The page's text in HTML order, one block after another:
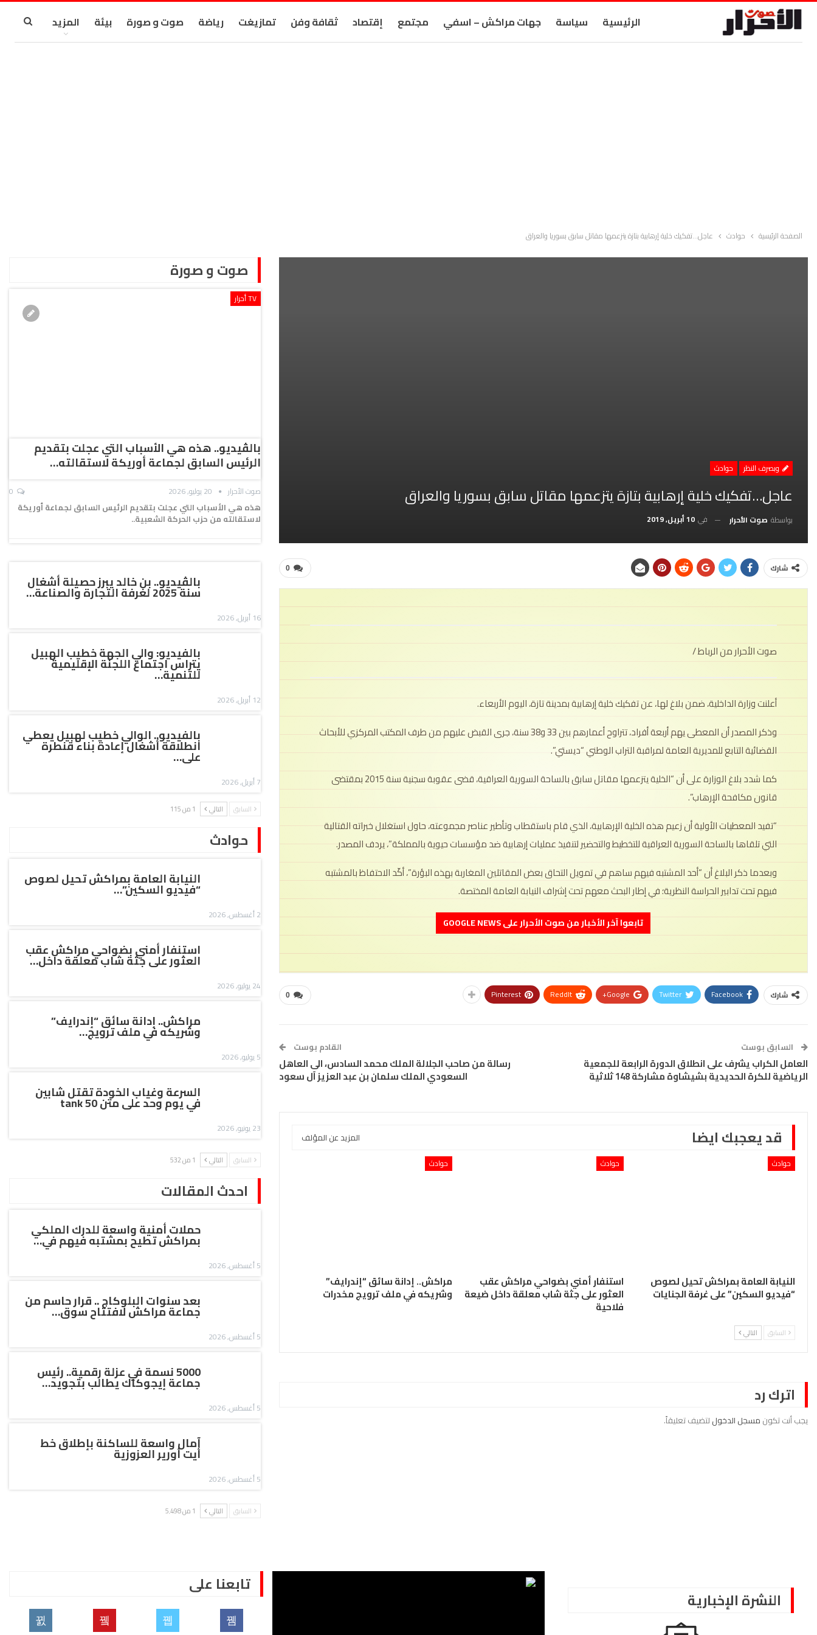
الرئيسية سياسة جهات مراكش – اسفي مجتمع إقتصاد ثقافة وفن تمازيغت رياضة صوت و صورة بيئة المزيد
الصفحة الرئيسية حوادث عاجل…تفكيك خلية إرهابية بتازة يتزعمها مقاتل سابق بسوريا والعراق
وبصرف النظر حوادث
عاجل…تفكيك خلية إرهابية بتازة يتزعمها مقاتل سابق بسوريا والعراق
بواسطة صوت الأحرار في 10 أبريل, 2019
0 شارك
صوت الأحرار من الرباط /
أعلنت وزارة الداخلية، ضمن بلاغ لها، عن تفكيك خلية إرهابية بمدينة تازة، اليومالأربعاء.
وذكر المصدر أن المعطى يهم أربعة أفراد، تتراوح أعمارهم بين 33 و38 سنة، جرى القبض عليهم من طرف المكتب المركزي للأبحاث
القضائية التابع للمديرية العامة لمراقبة التراب الوطني “ديستي”.
كما شدد بلاغ الوزارة على أن “الخلية يتزعمها مقاتل سابق بالساحة السورية العراقية، قضى عقوبة سجنية سنة 2015 بمقتضى
قانون مكافحة الإرهاب”.
“تفيد المعطيات الأولية أن زعيم هذه الخلية الإرهابية، الذي قام باستقطاب وتأطير عناصر مجموعته، حاول استغلال خبراته القتالية
التي تلقاها بالساحة السورية العراقية للتخطيط والتحضير لتنفيذ عمليات إرهابية ضد مؤسسات حيوية بالمملكة”، يردف المصدر.
وبعدما ذكر البلاغ أن “أحد المشتبه فيهم ساهم في تمويل التحاق بعض المقاتلين المغاربة بهذه البؤرة”، أكّد الاحتفاظ بالمشتبه
فيهم تحت تدابير الحراسة النظرية؛ في إطار البحث معهم تحت إشراف النيابة العامة المختصة.
تابعوا آخر الأخبار من صوت الأحرار على GOOGLE NEWS
0 شارك Facebook
Twitter
Google+
ReddIt
Pinterest
السابق بوست
العامل الكراب يشرف على انطلاق الدورة الرابعة للجمعية
الرياضية للكرة الحديدية بشيشاوة مشاركة 148 ثلاثية
القادم بوست
رسالة من صاحب الجلالة الملك محمد السادس، الى العاهل
السعودي الملك سلمان بن عبد العزيز آل سعود
قد يعجبك ايضا المزيد عن المؤلف
حوادث
النيابة العامة بمراكش تحيل لصوص
“فيديو السكين” على غرفة الجنايات
حوادث
استنفار أمني بضواحي مراكش عقب
العثور على جثة شاب معلقة داخل ضيعة
فلاحية
حوادث
مراكش.. إدانة سائق “إندرايف”
وشريكه في ملف ترويج مخدرات
السابق التالي
اترك رد
يجب أنت تكون مسجل الدخول لتضيف تعليقاً.
صوت و صورة
TV أحرار
بالڤيديو.. هذه هي الأسباب التي عجلت بتقديم
الرئيس السابق لجماعة أوريكة لاستقالته…
صوت الأحرار 20 يوليو, 2026
هذه هي الأسباب التي عجلت بتقديم الرئيس السابق لجماعة أوريكة
لاستقالته من حزب الحركة الشعبية..
بالڤيديو.. بن خالد يبرز حصيلة أشغال
سنة 2025 لغرفة التجارة والصناعة…
16 أبريل, 2026
بالفيديو: والي الجهة خطيب الهبيل
يتراس اجتماع اللجنة الإقليمية
للتنمية…
12 أبريل, 2026
بالفيديو.. الوالي خطيب لهبيل يعطي
انطلاقة أشغال إعادة بناء قنطرة
على…
7 أبريل, 2026
السابق التالي 1 من 115
حوادث
النيابة العامة بمراكش تحيل لصوص
“فيديو السكين”…
2 أغسطس, 2026
استنفار أمني بضواحي مراكش عقب
العثور على جثة شاب معلقة داخل…
24 يوليو, 2026
مراكش.. إدانة سائق “إندرايف”
وشريكه في ملف ترويج…
5 يوليو, 2026
السرعة وغياب الخودة تقتل شابين
في يوم وحد على متن tank 50
23 يونيو, 2026
السابق التالي 1 من 532
احدث المقالات
حملات أمنية واسعة للدرك الملكي
بمراكش تطيح بمشتبه فيهم في…
5 أغسطس, 2026
بعد سنوات البلوكاج .. قرار حاسم من
جماعة مراكش لافتتاح سوق…
5 أغسطس, 2026
5000 نسمة في عزلة رقمية.. رئيس
جماعة إيجوكاك يطالب بتجويد…
5 أغسطس, 2026
آمال واسعة للساكنة بإطلاق خط
أيت أورير العزوزية
5 أغسطس, 2026
السابق التالي 1 من 5٬498
النشرة الإخبارية
تابعنا على